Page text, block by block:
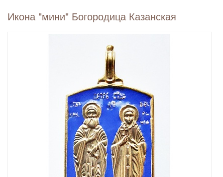
Икона "мини" Богородица Казанская